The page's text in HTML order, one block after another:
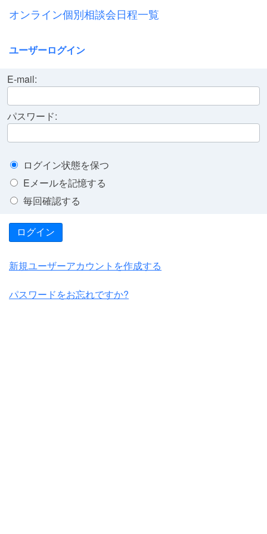
オンライン個別相談会日程一覧
ユーザーログイン
E-mail:
パスワード:
ログイン状態を保つ
Eメールを記憶する
毎回確認する
ログイン
新規ユーザーアカウントを作成する
パスワードをお忘れですか?